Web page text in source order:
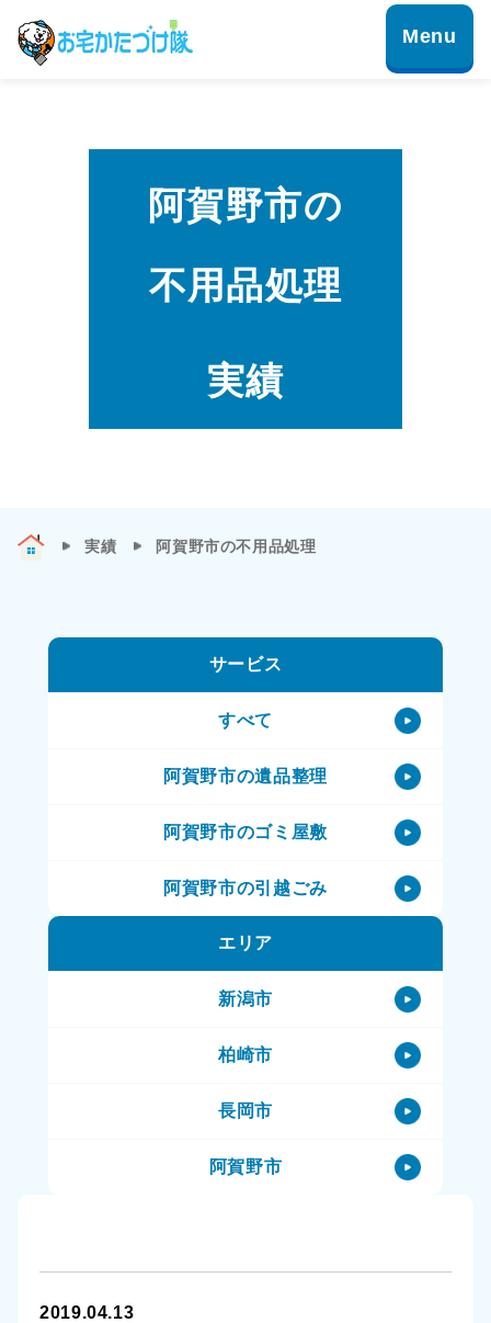
阿賀野市の
不用品処理
実績
実績 阿賀野市の不用品処理
2019.04.13
サービス
すべて
阿賀野市の遺品整理
阿賀野市のゴミ屋敷
阿賀野市の引越ごみ
阿賀野市の不用品処理
阿賀野市のハウスクリーニング
阿賀野市の特殊清掃
阿賀野市の生前整理（終活）
阿賀野市の空き家
エリア
新潟市
柏崎市
長岡市
阿賀野市
小千谷市